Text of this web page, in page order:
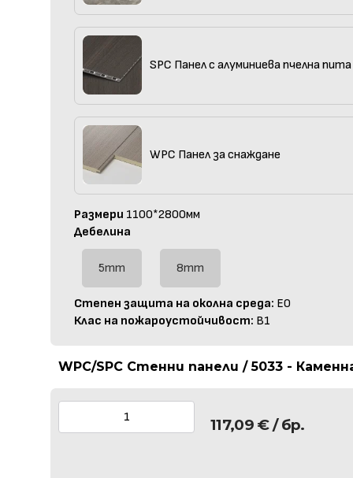
SPC Панел с алуминиева пчелна пита
WPC Панел за снаждане
Размери 1100*2800мм
Дебелина
5mm 8mm
Степен защита на околна среда: E0
Клас на пожароустойчивост: B1
WPC/SPC Стенни панели / 5033 -
117,09 €/ бр.